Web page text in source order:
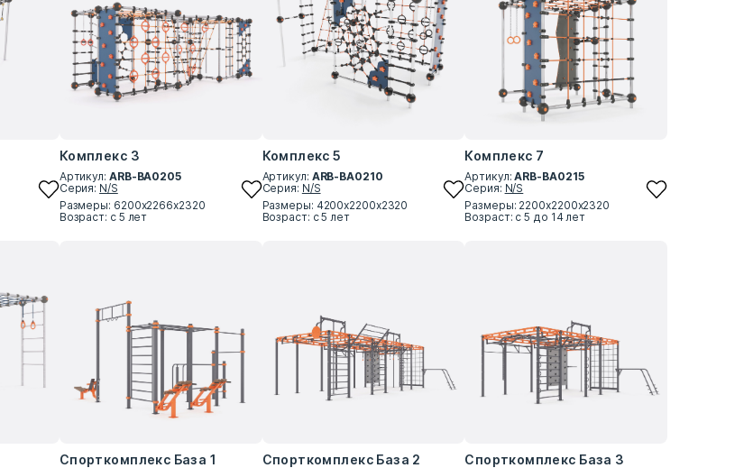
Комплекс 3
Артикул: ARB-BA0205
Серия: N/S
Размеры: 6200х2266х2320
Возраст: с 5 лет
Комплекс 5
Артикул: ARB-BA0210
Серия: N/S
Размеры: 4200х2200х2320
Возраст: с 5 лет
Комплекс 7
Артикул:ARB-BA0215
Серия: N/S
Размеры: 2200х2200х2320
Возраст: с 5 до 14 лет
Спорткомплекс База 1 Спорткомплекс База 2 Спорткомплекс База 3